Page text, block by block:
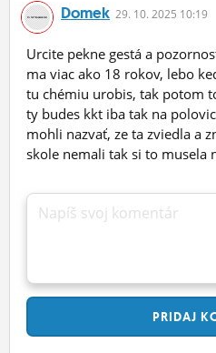
Domek 29. 10. 2025 10:19
Urcite pekne gestá a
ma viac ako 18 rokov, lebo
tu chémiu urobis, tak potom
ty budes kkt iba tak na
mohli nazvať, ze ta zviedla a
skole nemali tak si to musela
Napíš svoj komentár
PRIDAJ